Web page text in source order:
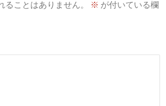
ことはありません。 ※ が付いている欄